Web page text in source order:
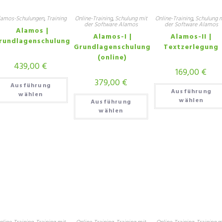
Schulungen, Training
Alamos |
439,00€
Ausführung
wählen
Online-Training, Schulung mit
der Software Alamos
Alamos-I |
Grundlagenschulung
(online)
379,00€
Ausführung
wählen
Online-Training, Schulung
der Software Alamos
Alamos-II |
Textzerlegung
169,00€
Ausführung
wählen